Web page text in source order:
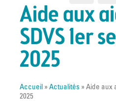
Aide aux
SDVS 1er
2025
Accueil » Actualités » Aide aux
2025